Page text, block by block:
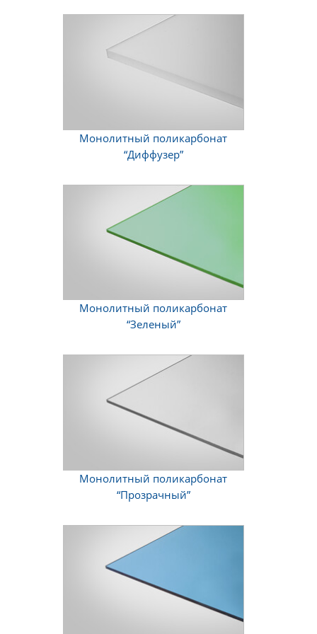
Мансардные окна Velux
Элементы вентиляции кровли
Сэндвич-панели
Монолитный поликарбонат
“Диффузер”
Монолитный поликарбонат
“Зеленый”
Монолитный поликарбонат
“Прозрачный”